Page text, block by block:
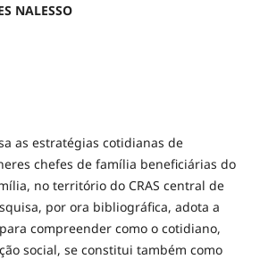
NALESSO
as estratégias cotidianas de
chefes de família beneficiárias do
no território do CRAS central de
por ora bibliográfica, adota a
compreender como o cotidiano,
social, se constitui também como